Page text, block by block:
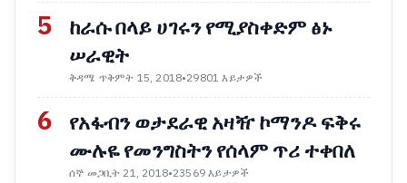
5
ከራሱ በላይ ሀገሩን የሚያስቀድም ፅኑ
ሠራዊት
ቅዳሜ ጥቅምት 15, 2018•29801 እይታዎች
6
የአፋብን ወታደራዊ አዛዥ ኮማንዶ ፍቅሩ
ሙሉዬ የመንግስትን የሰላም ጥሪ ተቀበለ
ሰኞ መጋቢት 21, 2018•23569 እይታዎች